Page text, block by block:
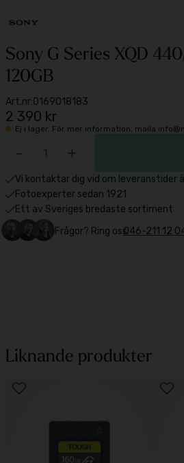
Sony G Series XQD
120GB
Art.nr:0169018183
2 390 kr
Ej i lager. För mer information, maila
- +
Vi kontaktar dig vid om leveranstider
Fotoexperter sedan 1921
Ett av Sveriges bredaste sortiment
Frågor? Ring oss046-211 12
Liknande produkter